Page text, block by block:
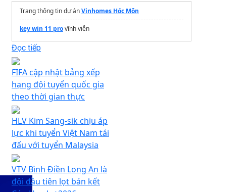
Trang thông tin dự ánVinhomes Hóc Môn
key win 11 provĩnh viễn
Đọc tiếp
FIFA cập nhật bảng xếp
hạng đội tuyển quốc gia
theo thời gian thực
HLV Kim Sang-sik chịu áp
lực khi tuyển Việt Nam tái
đấu với tuyển Malaysia
VTV Bình Điền Long An là
đội đầu tiên lọt bán kết